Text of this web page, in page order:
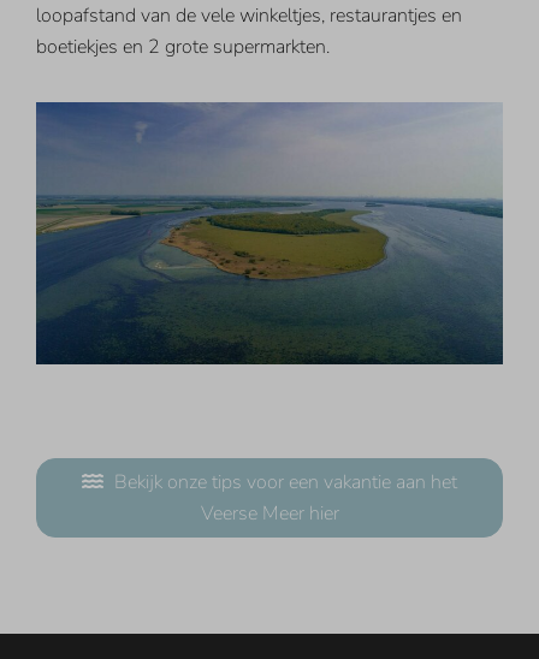
loopafstand van de vele winkeltjes, restaurantjes en
boetiekjes en 2 grote supermarkten.
Bekijk onze tips voor een vakantie aan het
Veerse Meer hier